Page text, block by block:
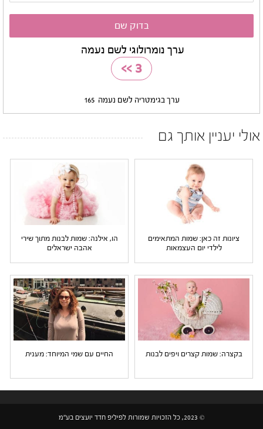
ערך נומרולוגי לשם נעמה
3
>>
ערך בגימטריה לשם נעמה 165
אולי יעניין אותך גם
ציונות זה כאן: שמות המתאימים
לילדי יום העצמאות
הו, אילנה: שמות לבנות מתוך שירי
אהבה ישראלים
בקצרה: שמות קצרים ויפים לבנות החיים עם שמי המיוחד: מענית
© 2023, כל הזכויות שמורות לפיליפ חדד יועצים בע"מ